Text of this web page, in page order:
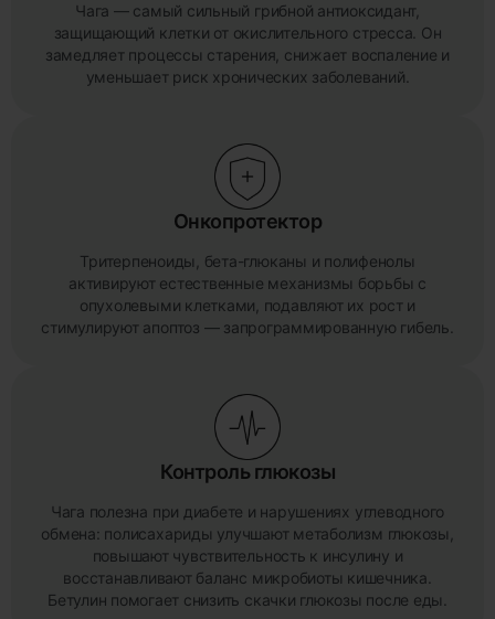
Чага — самый сильный грибной антиоксидант,
защищающий клетки от окислительного стресса. Он
замедляет процессы старения, снижает воспаление и
уменьшает риск хронических заболеваний.
Онкопротектор
Тритерпеноиды, бета-глюканы и полифенолы
активируют естественные механизмы борьбы с
опухолевыми клетками, подавляют их рост и
стимулируют апоптоз — запрограммированную гибель.
Контроль глюкозы
Чага полезна при диабете и нарушениях углеводного
обмена: полисахариды улучшают метаболизм глюкозы,
повышают чувствительность к инсулину и
восстанавливают баланс микробиоты кишечника.
Бетулин помогает снизить скачки глюкозы после еды.